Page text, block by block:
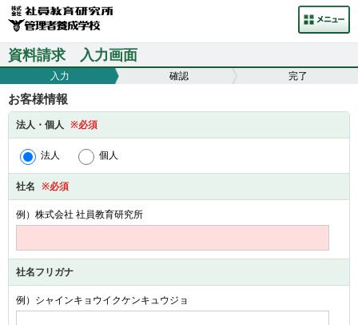
資料請求 入力画面
入力 確認 完了
お客様情報
法人・個人 ※必須
法人 個人
社名 ※必須
例）株式会社 社員教育研究所
社名フリガナ
例）シャインキョウイクケンキュウジョ